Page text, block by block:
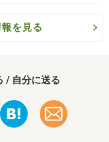
を見る
/ 自分に送る